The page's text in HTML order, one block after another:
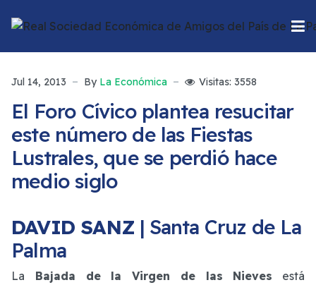
Jul 14, 2013 By La Económica Visitas: 3558
El Foro Cívico plantea resucitar
este número de las Fiestas
Lustrales, que se perdió hace
medio siglo
DAVID SANZ | Santa Cruz de La
Palma
La Bajada de la Virgen de las Nieves está